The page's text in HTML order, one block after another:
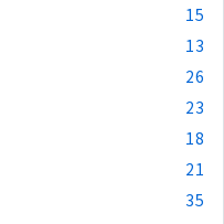
15
13
26
23
18
21
35